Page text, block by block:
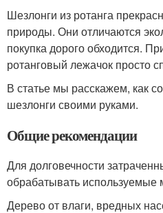
Шезлонги из ротанга
природы. Они отличаются
покупка дорого обходится.
ротанговый лежачок просто
В статье мы расскажем, как
шезлонги своими руками.
Общие рекомендации
Для долговечности
обрабатывать используемые
Дерево от влаги, вредных